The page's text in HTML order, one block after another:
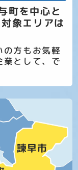
町を中心と
象エリアは
方もお気軽
業として、で